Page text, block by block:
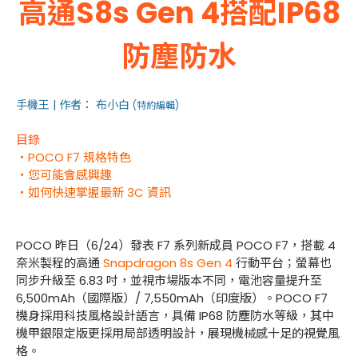
高通S8s Gen 4搭配IP68
防塵防水
手機王 | 作者： 布小白 (特約編輯)
目錄
・POCO F7 規格特色
・您可能會感興趣
・如何快速掌握最新 3C 資訊
POCO 昨日（6/24）發表 F7 系列新成員 POCO F7，搭載 4
奈米製程的高通 Snapdragon 8s Gen 4 行動平台；螢幕也
同步升級至 6.83 吋，並視市場版本不同，電池容量提升至
6,500mAh（國際版）/ 7,550mAh（印度版）。POCO F7
機身採用科技風格設計語言，具備 IP68 防塵防水等級，其中
機甲銀限定版更採用局部透明設計，展現機械感十足的視覺風
格。